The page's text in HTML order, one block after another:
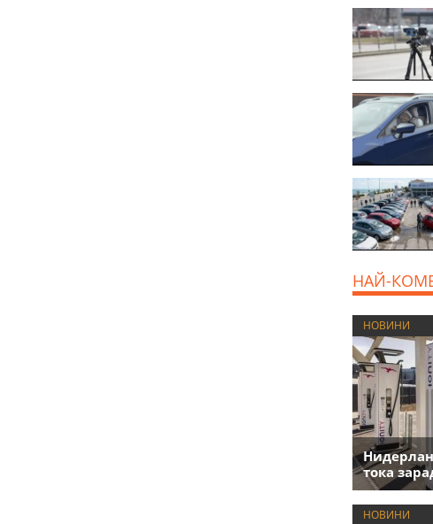
НАЙ-
НОВИНИ
тока
НОВИНИ